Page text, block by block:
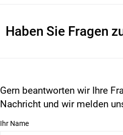
Haben Sie Fragen
Gern beantworten wir Ihre
Nachricht und wir melden
Ihr Name